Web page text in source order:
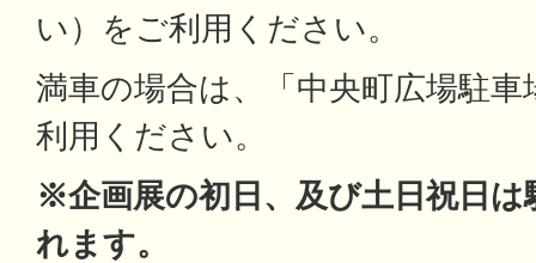
い）をご利用ください。
満車の場合は、「中央町広場駐
利用ください。
※企画展の初日、及び土日祝日は
れます。